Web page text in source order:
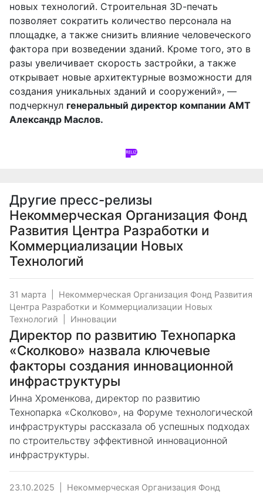
новых технологий. Строительная 3D-печать
позволяет сократить количество персонала на
площадке, а также снизить влияние человеческого
фактора при возведении зданий. Кроме того, это в
разы увеличивает скорость застройки, а также
открывает новые архитектурные возможности для
создания уникальных зданий и сооружений», —
подчеркнул генеральный директор компании АМТ
Александр Маслов.
Другие пресс-релизы
Некоммерческая Организация Фонд
Развития Центра Разработки и
Коммерциализации Новых
Технологий
31 марта
Некоммерческая Организация Фонд Развития
Центра Разработки и Коммерциализации Новых
Технологий
Инновации
Директор по развитию Технопарка
«Сколково» назвала ключевые
факторы создания инновационной
инфраструктуры
Инна Хроменкова, директор по развитию
Технопарка «Сколково», на Форуме технологической
инфраструктуры рассказала об успешных подходах
по строительству эффективной инновационной
инфраструктуры.
23.10.2025
Некоммерческая Организация Фонд